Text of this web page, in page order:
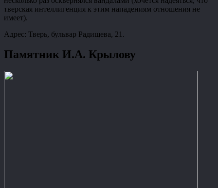
тверская интеллигенция к этим нападениям отношения не
имеет).
Адрес: Тверь, бульвар Радищева, 21.
Памятник И.А. Крылову